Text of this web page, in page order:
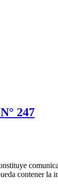
247
contener la